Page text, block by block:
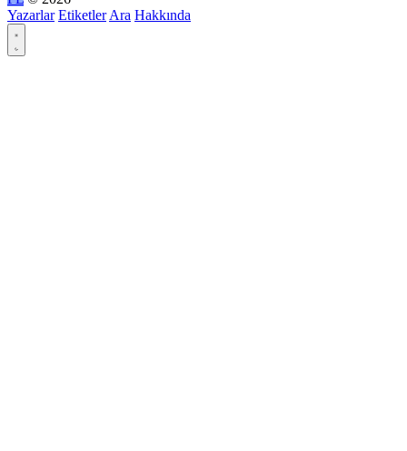
Yazarlar Etiketler Ara Hakkında